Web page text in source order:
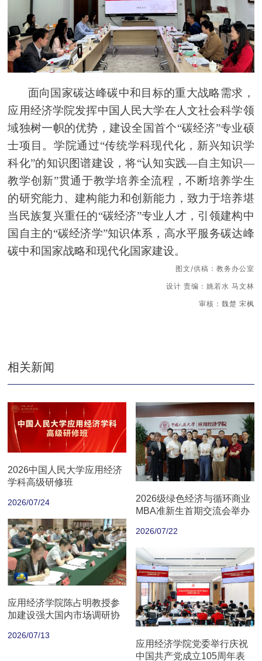
面向国家碳达峰碳中和目标的重大战略需求，
应用经济学院发挥中国人民大学在人文社会科学领
域独树一帜的优势，建设全国首个“碳经济”专业硕
士项目。学院通过“传统学科现代化，新兴知识学
科化”的知识图谱建设，将“认知实践—自主知识—
教学创新”贯通于教学培养全流程，不断培养学生
的研究能力、建构能力和创新能力，致力于培养堪
当民族复兴重任的“碳经济”专业人才，引领建构中
国自主的“碳经济学”知识体系，高水平服务碳达峰
碳中和国家战略和现代化国家建设。
图文/供稿：教务办公室
设计 责编：姚若水 马文林
审核：魏楚 宋枫
相关新闻
2026中国人民大学应用经济
学科高级研修班
2026/07/24
2026级绿色经济与循环商业
MBA准新生首期交流会举办
2026/07/22
应用经济学院陈占明教授参
加建设强大国内市场调研协
2026/07/13
应用经济学院党委举行庆祝
中国共产党成立105周年表